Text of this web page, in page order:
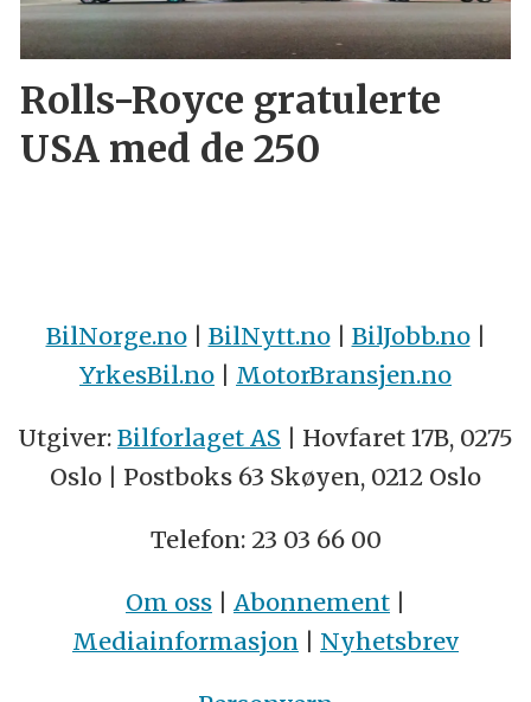
Rolls-Royce gratulerte
USA med de 250
BilNorge.no| BilNytt.no| BilJobb.no|
YrkesBil.no | MotorBransjen.no
Utgiver: Bilforlaget AS | Hovfaret 17B, 0275
Oslo | Postboks 63 Skøyen, 0212 Oslo
Telefon: 23 03 66 00
Om oss | Abonnement |
Mediainformasjon | Nyhetsbrev